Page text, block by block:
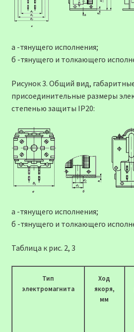
а -тянущего исполнения;
б -тянущего и толкающего
Рисунок 3. Общий вид,
присоединительные размеры
степенью защиты IP20:
а -тянущего исполнения;
б -тянущего и толкающего
Таблица к рис. 2, 3
Тип
электромагнита
Ход
якоря,
мм